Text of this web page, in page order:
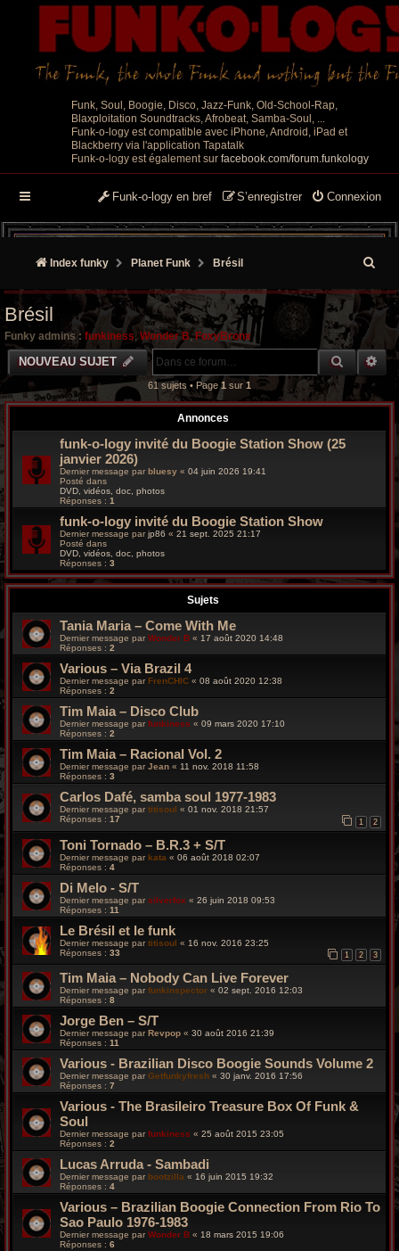
Funk, Soul, Boogie, Disco, Jazz-Funk, Old-School-Rap,
Blaxploitation Soundtracks, Afrobeat, Samba-Soul, ...
Funk-o-logy est compatible avec iPhone, Android, iPad et
Blackberry via l'application Tapatalk
Funk-o-logy est également sur facebook.com/forum.funkology
Connexion
S’enregistrer
Funk-o-logy en bref
Index funky Planet Funk Brésil
e
h
r
c
o
Brésil
Funky admins : funkiness, Wonder B,FoxyBronx
NOUVEAU SUJET
61 sujets • Page 1 sur 1
Annonces
funk-o-logy invité du Boogie Station Show (25
janvier 2026)
Dernier message par bluesy « 04 juin 2026 19:41
Posté dans
DVD, vidéos, doc, photos
Réponses : 1
funk-o-logy invité du Boogie Station Show
Dernier message parjp86 « 21 sept. 2025 21:17
Posté dans
DVD, vidéos, doc, photos
Réponses : 3
Sujets
Tania Maria – Come With Me
Dernier message par Wonder B « 17 août 2020 14:48
Réponses : 2
Various – Via Brazil 4
Dernier message parFrenCHIC « 08 août 2020 12:38
Réponses : 2
Tim Maia – Disco Club
Dernier message par funkiness « 09 mars 2020 17:10
Réponses : 2
Tim Maia – Racional Vol. 2
Dernier message parJean « 11 nov. 2018 11:58
Réponses : 3
Carlos Dafé, samba soul 1977-1983
Dernier message par titisoul « 01 nov. 2018 21:57
Réponses : 17 1 2
Toni Tornado – B.R.3 + S/T
Dernier message parkata « 06 août 2018 02:07
Réponses : 4
Di Melo - S/T
Dernier message par silverfox « 26 juin 2018 09:53
Réponses : 11
Le Brésil et le funk
Dernier message partitisoul « 16 nov. 2016 23:25
Réponses : 33 1 2 3
Tim Maia ‎– Nobody Can Live Forever
Dernier message par funkinspector « 02 sept. 2016 12:03
Réponses : 8
Jorge Ben – S/T
Dernier message parRevpop « 30 août 2016 21:39
Réponses : 11
Various - Brazilian Disco Boogie Sounds Volume 2
Dernier message par Getfunkyfresh « 30 janv. 2016 17:56
Réponses : 7
Various - The Brasileiro Treasure Box Of Funk &
Soul
Dernier message par funkiness « 25 août 2015 23:05
Réponses : 2
Lucas Arruda - Sambadi
Dernier message par bootzilla « 16 juin 2015 19:32
Réponses : 4
Various – Brazilian Boogie Connection From Rio To
Sao Paulo 1976-1983
Dernier message par Wonder B « 18 mars 2015 19:06
Réponses : 6